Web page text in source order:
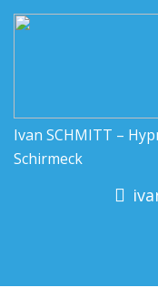
Ivan SCHMITT –
Schirmeck